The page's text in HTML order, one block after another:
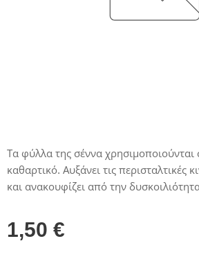
Τα φύλλα της σέννα χρησιμοποιούνται
καθαρτικό. Αυξάνει τις περισταλτικές
και ανακουφίζει από την
1,50 €